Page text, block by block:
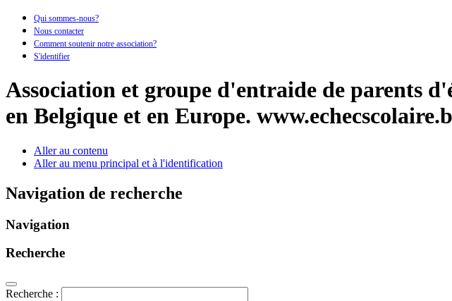
Qui sommes-nous?
Nous contacter
Comment soutenir notre association?
S'identifier
Association et groupe d'entraide de parents
en Belgique et en Europe.
Aller au contenu
Aller au menu principal et à l'identification
Navigation de recherche
Navigation
Recherche
Recherche :